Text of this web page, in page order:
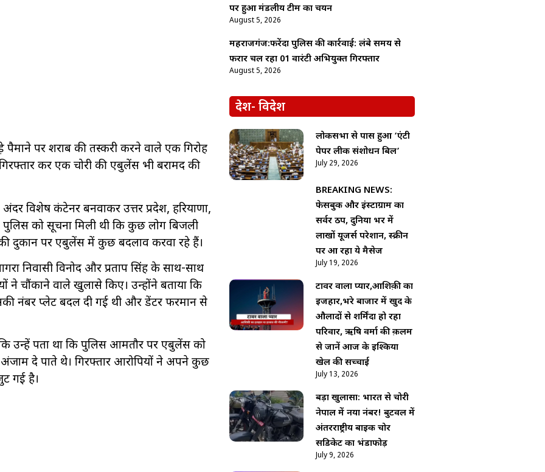
पर शराब की तस्करी करने वाले एक गिरोह
कर एक चोरी की एंबुलेंस भी बरामद की
विशेष कंटेनर बनवाकर उत्तर प्रदेश, हरियाणा,
पुलिस को सूचना मिली थी कि कुछ लोग बिजली
दुकान पर एंबुलेंस में कुछ बदलाव करवा रहे हैं।
निवासी विनोद और प्रताप सिंह के साथ-साथ
ने चौंकाने वाले खुलासे किए। उन्होंने बताया कि
नंबर प्लेट बदल दी गई थी और डेंटर फरमान से
उन्हें पता था कि पुलिस आमतौर पर एंबुलेंस को
दे पाते थे। गिरफ्तार आरोपियों ने अपने कुछ
गई है।
पर हुआ मंडलीय टीम का चयन
August 5, 2026
महराजगंज:फरेंदा पुलिस की कार्रवाई: लंबे समय से
फरार चल रहा 01 वारंटी अभियुक्त गिरफ्तार
August 5, 2026
देश- विदेश
लोकसभा से पास हुआ ‘एंटी
पेपर लीक संशोधन बिल’
July 29, 2026
BREAKING NEWS:
फेसबुक और इंस्टाग्राम का
सर्वर ठप, दुनिया भर में
लाखों यूजर्स परेशान, स्क्रीन
पर आ रहा ये मैसेज
July 19, 2026
टावर वाला प्यार,आशिक़ी का
इजहार,भरे बाजार में खुद के
औलादों से शर्मिंदा हो रहा
परिवार, ऋषि वर्मा की क़लम
से जानें आज के इश्किया
खेल की सच्चाई
July 13, 2026
बड़ा खुलासा: भारत से चोरी
नेपाल में नया नंबर! बुटवल में
अंतरराष्ट्रीय बाइक चोर
सिंडिकेट का भंडाफोड़
July 9, 2026